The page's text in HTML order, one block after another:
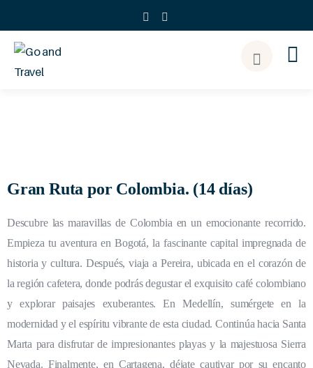
Gran Ruta por Colombia. (14 días)
Descubre las maravillas de Colombia en un emocionante recorrido.
Empieza tu aventura en Bogotá, la fascinante capital impregnada de
historia y cultura. Después, viaja a Pereira, ubicada en el corazón de
la región cafetera, donde podrás degustar el exquisito café colombiano
y explorar paisajes exuberantes. En Medellín, sumérgete en la
modernidad y el espíritu vibrante de esta ciudad. Continúa hacia Santa
Marta para disfrutar de impresionantes playas y la majestuosa Sierra
Nevada. Finalmente, en Cartagena, déjate cautivar por su encanto